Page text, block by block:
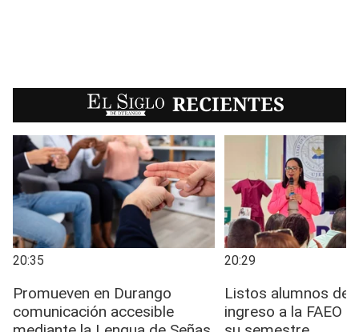
EL SIGLO RECIENTES